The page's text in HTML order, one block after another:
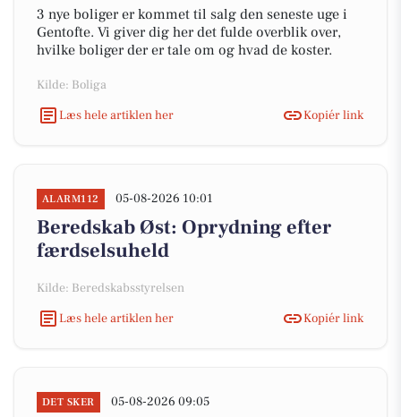
3 nye boliger er kommet til salg den seneste uge i
Gentofte. Vi giver dig her det fulde overblik over,
hvilke boliger der er tale om og hvad de koster.
Kilde: Boliga
Læs hele artiklen her
Kopiér link
ALARM112 05-08-2026 10:01
Beredskab Øst: Oprydning efter
færdselsuheld
Kilde: Beredskabsstyrelsen
Læs hele artiklen her
Kopiér link
DET SKER 05-08-2026 09:05